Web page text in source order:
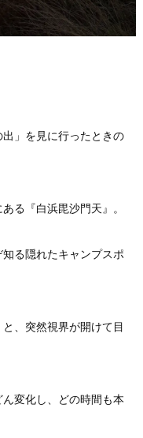
」を見に行ったときの
る『白浜毘沙門天』。
る隠れたキャンプスポ
、突然視界が開けて目
変化し、どの時間も本